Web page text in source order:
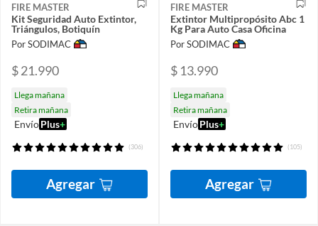
FIRE MASTER
Kit Seguridad Auto Extintor,
Triángulos, Botiquín
Por SODIMAC
$ 21.990
Llega mañana
Retira mañana
EnvíoPlus+
(306)
Agregar
FIRE MASTER
Extintor Multipropósito Abc 1
Kg Para Auto Casa Oficina
Por SODIMAC
$ 13.990
Llega mañana
Retira mañana
EnvíoPlus+
(105)
Agregar